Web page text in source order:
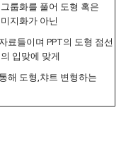
룹화를 풀어 도형 혹은
지화가 아닌
료들이며 PPT의 도형 점선
입맞에 맞게
해 도형,챠트 변형하는